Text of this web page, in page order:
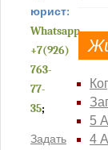
Тимирязевский
Троицкий
Тушинский
Хамовнический
Хорошевский
Чертановский
юрист:
Whatsapp
+7(926)
763-
77-
35;
Задать
5
4